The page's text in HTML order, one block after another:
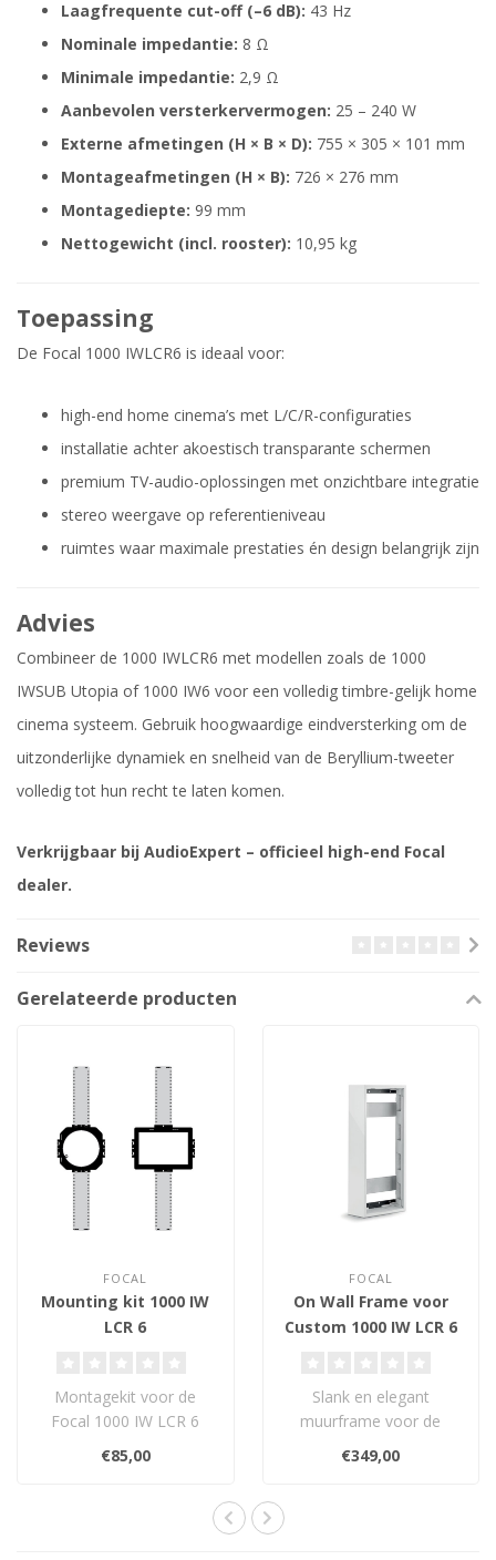
Laagfrequente cut-off (–6 dB): 43 Hz
Nominale impedantie: 8 Ω
Minimale impedantie: 2,9 Ω
Aanbevolen versterkervermogen: 25 – 240 W
Externe afmetingen (H × B × D): 755 × 305 × 101 mm
Montageafmetingen (H × B): 726 × 276 mm
Montagediepte: 99 mm
Nettogewicht (incl. rooster): 10,95 kg
Toepassing
De Focal 1000 IWLCR6 is ideaal voor:
high-end home cinema’s met L/C/R-configuraties
installatie achter akoestisch transparante schermen
premium TV-audio-oplossingen met onzichtbare integratie
stereo weergave op referentieniveau
ruimtes waar maximale prestaties én design belangrijk zijn
Advies
Combineer de 1000 IWLCR6 met modellen zoals de 1000
IWSUB Utopia of 1000 IW6 voor een volledig timbre-gelijk home
cinema systeem. Gebruik hoogwaardige eindversterking om de
uitzonderlijke dynamiek en snelheid van de Beryllium-tweeter
volledig tot hun recht te laten komen.
Verkrijgbaar bij AudioExpert – officieel high-end Focal
dealer.
Reviews
Gerelateerde producten
FOCAL
Mounting kit 1000 IW
LCR 6
Montagekit voor de
Focal 1000 IW LCR 6
en perfect uit..
€85,00
FOCAL
On Wall Frame voor
Custom 1000 IW LCR 6
Slank en elegant
muurframe voor de
met trillingdempende
€349,00